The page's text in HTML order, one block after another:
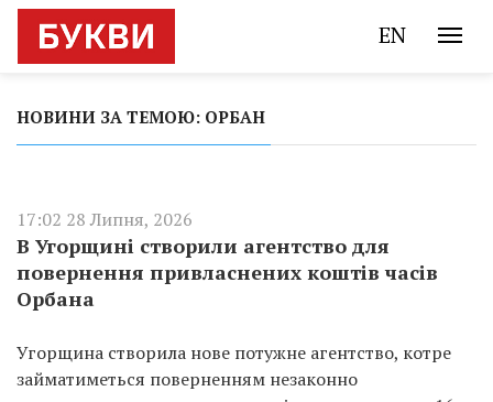
EN
НОВИНИ ЗА ТЕМОЮ: ОРБАН
17:02 28 Липня, 2026
В Угорщині створили агентство для
повернення привласнених коштів часів
Орбана
Угорщина створила нове потужне агентство, котре
займатиметься поверненням незаконно